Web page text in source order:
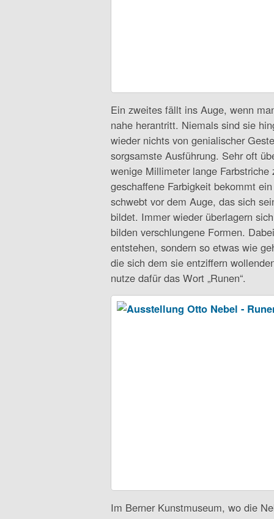
Ein zweites fällt ins Auge, wenn
nahe herantritt. Niemals sind sie
wieder nichts von genialischer
sorgsamste Ausführung. Sehr oft
wenige Millimeter lange
geschaffene Farbigkeit bekommt
schwebt vor dem Auge, das sich
bildet. Immer wieder überlagern
bilden verschlungene Formen.
entstehen, sondern so etwas wie
die sich dem sie entziffern
nutze dafür das Wort „Runen“.
Im Berner Kunstmuseum, wo die